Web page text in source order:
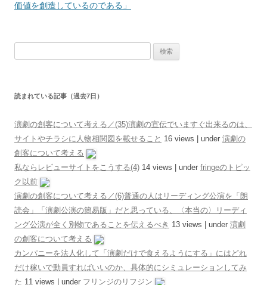
価値を創造しているのである」
読まれている記事（過去7日）
演劇の創客について考える／(35)演劇の宣伝でいますぐ出来るのは、
サイトやチラシに人物相関図を載せること 16 views under 演劇の
創客について考える
私ならレビューサイトをこうする(4) 14 views under fringeのトピッ
ク以前
演劇の創客について考える／(6)普通の人はリーディング公演を「朗
読会」「演劇公演の簡易版」だと思っている、〈本当の〉リーディ
ング公演が全く別物であることを伝えるべき 13 views under 演劇
の創客について考える
カンパニーを法人化して「演劇だけで食えるようにする」にはどれ
だけ稼いで動員すればいいのか、具体的にシミュレーションしてみ
た 11 views under フリンジのリフジン